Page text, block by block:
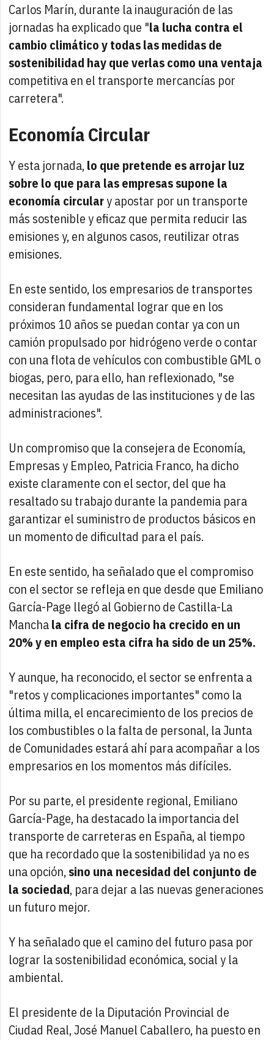
Carlos Marín, durante la inauguración de las
jornadas ha explicado que "la lucha contra el
cambio climático y todas las medidas de
sostenibilidad hay que verlas como una ventaja
competitiva en el transporte mercancías por
carretera".
Economía Circular
Y esta jornada,lo que pretende es arrojar luz
sobre lo que para las empresas supone la
economía circulary apostar por un transporte
más sostenible y eficaz que permita reducir las
emisiones y, en algunos casos, reutilizar otras
emisiones.
En este sentido, los empresarios de transportes
consideran fundamental lograr que en los
próximos 10 años se puedan contar ya con un
camión propulsado por hidrógeno verde o contar
con una flota de vehículos con combustible GML o
biogas, pero, para ello, han reflexionado, "se
necesitan las ayudas de las instituciones y de las
administraciones".
Un compromiso que la consejera de Economía,
Empresas y Empleo, Patricia Franco, ha dicho
existe claramente con el sector, del que ha
resaltado su trabajo durante la pandemia para
garantizar el suministro de productos básicos en
un momento de dificultad para el país.
En este sentido, ha señalado que el compromiso
con el sector se refleja en que desde que Emiliano
García-Page llegó al Gobierno de Castilla-La
Manchala cifra de negocio ha crecido en un
20% y en empleo esta cifra ha sido de un 25%.
Y aunque, ha reconocido, el sector se enfrenta a
"retos y complicaciones importantes" como la
última milla, el encarecimiento de los precios de
los combustibles o la falta de personal, la Junta
de Comunidades estará ahí para acompañar a los
empresarios en los momentos más difíciles.
Por su parte, el presidente regional, Emiliano
García-Page, ha destacado la importancia del
transporte de carreteras en España, al tiempo
que ha recordado que la sostenibilidad ya no es
una opción,sino una necesidad del conjunto de
la sociedad, para dejar a las nuevas generaciones
un futuro mejor.
Y ha señalado que el camino del futuro pasa por
lograr la sostenibilidad económica, social y la
ambiental.
El presidente de la Diputación Provincial de
Ciudad Real, José Manuel Caballero, ha puesto en